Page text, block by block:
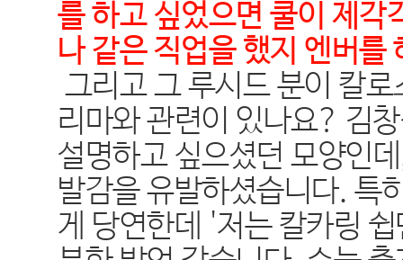
를 하고 싶었으면 쿨이 제각
나 같은 직업을 했지 엔버를
그리고 그 루시드 분이 칼
리마와 관련이 있나요? 김
설명하고 싶으셨던 모양인
발감을 유발하셨습니다. 특
게 당연한데 '저는 칼카링